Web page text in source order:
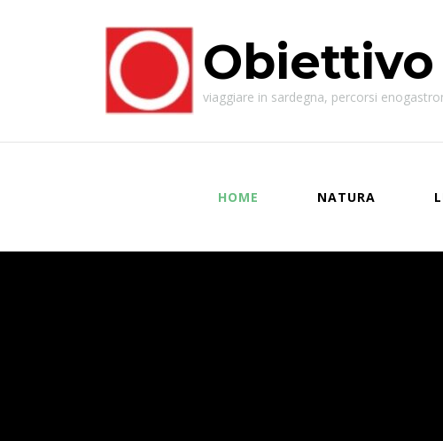
Obiettivo
viaggiare in sardegna, percorsi
HOME NATURA